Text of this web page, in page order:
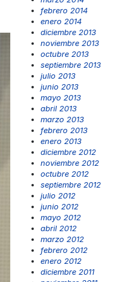
febrero 2014
enero 2014
diciembre 2013
noviembre 2013
octubre 2013
septiembre 2013
julio 2013
junio 2013
mayo 2013
abril 2013
marzo 2013
febrero 2013
enero 2013
diciembre 2012
noviembre 2012
octubre 2012
septiembre 2012
julio 2012
junio 2012
mayo 2012
abril 2012
marzo 2012
febrero 2012
enero 2012
diciembre 2011